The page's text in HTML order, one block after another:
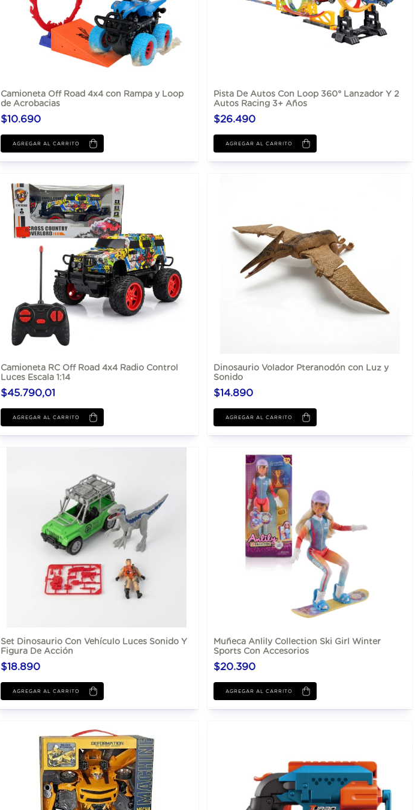
Camioneta Off Road 4x4 con Rampa y Loop
de Acrobacias
$10.690
Pista De Autos Con Loop 360° Lanzador Y 2
Autos Racing 3+ Años
$26.490
Camioneta RC Off Road 4x4 Radio Control
Luces Escala 1:14
$45.790,01
Dinosaurio Volador Pteranodón con Luz y
Sonido
$14.890
Set Dinosaurio Con Vehículo Luces Sonido Y
Figura De Acción
$18.890
Muñeca Anlily Collection Ski Girl Winter
Sports Con Accesorios
$20.390